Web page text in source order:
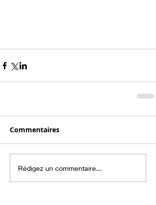
Commentaires
Rédigez un commentaire...